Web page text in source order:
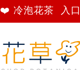
❤️ 冷泡花茶 入